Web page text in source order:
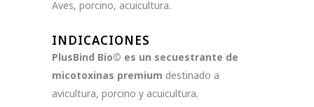
Aves, porcino, acuicultura.
INDICACIONES
PlusBind Bio© es un secuestrante de
micotoxinas premium destinado a
avicultura, porcino y acuicultura.